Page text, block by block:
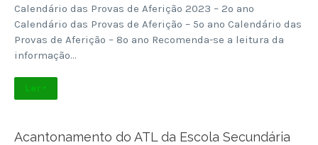
Calendário das Provas de Aferição 2023 – 2º ano
Calendário das Provas de Aferição – 5º ano Calendário das
Provas de Aferição – 8º ano Recomenda-se a leitura da
informação…
Ler +
Acantonamento do ATL da Escola Secundária